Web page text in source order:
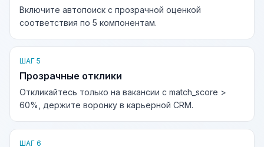
Включите автопоиск с прозрачной оценкой
соответствия по 5 компонентам.
ШАГ 5
Прозрачные отклики
Откликайтесь только на вакансии с match_score >
60%, держите воронку в карьерной CRM.
ШАГ 6